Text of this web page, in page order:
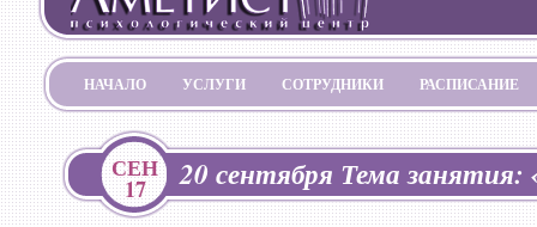
НАЧАЛО УСЛУГИ СОТРУДНИКИ РАСПИСАНИЕ
20 сентября Тема занятия:
СЕН
17